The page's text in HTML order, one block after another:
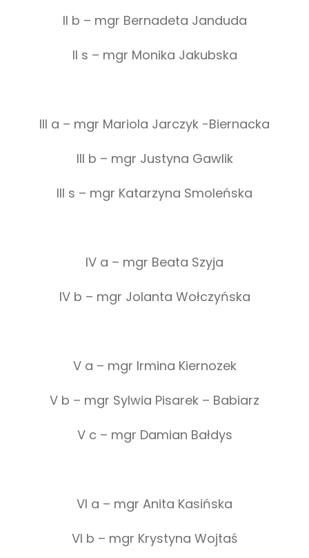
II b – mgr Bernadeta Janduda
II s – mgr Monika Jakubska
III a – mgr Mariola Jarczyk -Biernacka
III b – mgr Justyna Gawlik
III s – mgr Katarzyna Smoleńska
IV a – mgr Beata Szyja
IV b – mgr Jolanta Wołczyńska
V a – mgr Irmina Kiernozek
V b – mgr Sylwia Pisarek – Babiarz
V c – mgr Damian Bałdys
VI a – mgr Anita Kasińska
VI b – mgr Krystyna Wojtaś